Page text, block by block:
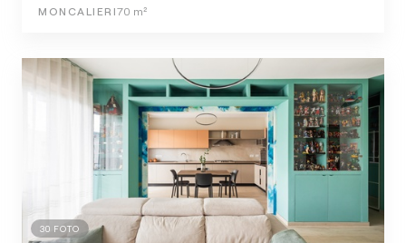
MONCALIERI70 m²
30 FOTO